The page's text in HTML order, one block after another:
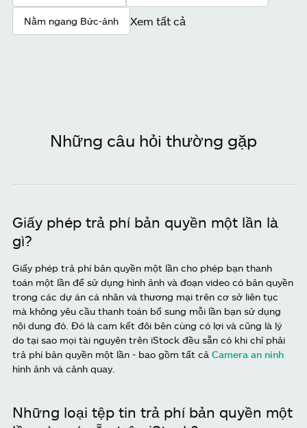
Nằm ngang Bức-ảnh Xem tất cả
Những câu hỏi thường gặp
Giấy phép trả phí bản quyền một lần là
gì?
Giấy phép trả phí bản quyền một lần cho phép bạn thanh
toán một lần để sử dụng hình ảnh và đoạn video có bản quyền
trong các dự án cá nhân và thương mại trên cơ sở liên tục
mà không yêu cầu thanh toán bổ sung mỗi lần bạn sử dụng
nội dung đó. Đó là cam kết đôi bên cùng có lợi và cũng là lý
do tại sao mọi tài nguyên trên iStock đều sẵn có khi chỉ phải
trả phí bản quyền một lần - bao gồm tất cả Camera an ninh
hình ảnh và cảnh quay.
Những loại tệp tin trả phí bản quyền một